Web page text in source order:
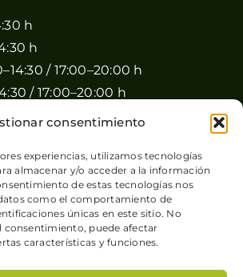
consentimiento
experiencias, utilizamos tecnologías
almacenar y/o acceder a la información
de estas tecnologías nos
como el comportamiento de
únicas en este sitio. No
consentimiento, puede afectar
características y funciones.
h
h
/ 17:00–20:00 h
/ 17:00–20:00 h
/ 17:00–20:00 h